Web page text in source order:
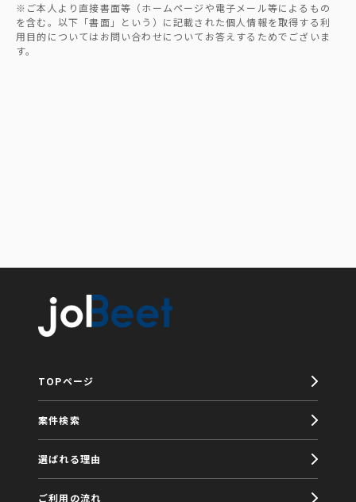
※ご本人より直接書面等（ホームページや電子メール等によるもの
を含む。以下「書面」という）に記載された個人情報を取得する利
用目的についてはお問い合わせについてお答えするためでございま
す。
TOPページ
案件検索
選ばれる理由
ご利用の流れ